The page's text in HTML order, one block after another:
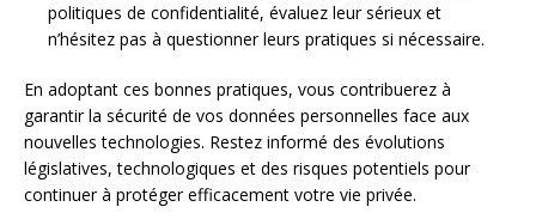
politiques de confidentialité, évaluez leur sérieux et
n’hésitez pas à questionner leurs pratiques si nécessaire.
En adoptant ces bonnes pratiques, vous contribuerez à
garantir la sécurité de vos données personnelles face aux
nouvelles technologies. Restez informé des évolutions
législatives, technologiques et des risques potentiels pour
continuer à protéger efficacement votre vie privée.